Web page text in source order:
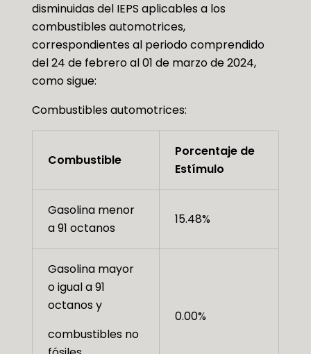
disminuidas del IEPS aplicables a los
combustibles automotrices,
correspondientes al periodo comprendido
del 24 de febrero al 01 de marzo de 2024,
como sigue:
Combustibles automotrices:
Combustible
Porcentaje de
Estímulo
Gasolina menor
a 91 octanos
15.48%
Gasolina mayor
o igual a 91
octanos y
combustibles no
0.00%